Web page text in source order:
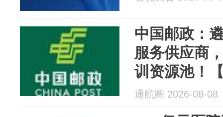
中国邮政：
服务供应商
训资源池！
人机培训资
通航圈 2026-08-08